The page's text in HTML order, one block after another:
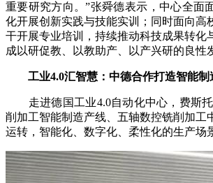
重要研究方向。”张舜德表示，中心全面
化开展创新实践与技能实训；同时面向高
干开展专业培训，持续推动科技成果转化
成以研促教、以教助产、以产兴研的良性
工业4.0汇智慧：中德合作打造智能制
走进德国工业4.0自动化中心，费斯托
削加工智能制造产线、五轴数控铣削加工
运转，智能化、数字化、柔性化的生产场